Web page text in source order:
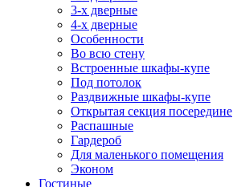
3-х дверные
4-х дверные
Особенности
Во всю стену
Встроенные шкафы-купе
Под потолок
Раздвижные шкафы-купе
Открытая секция посередине
Распашные
Гардероб
Для маленького помещения
Эконом
Гостиные